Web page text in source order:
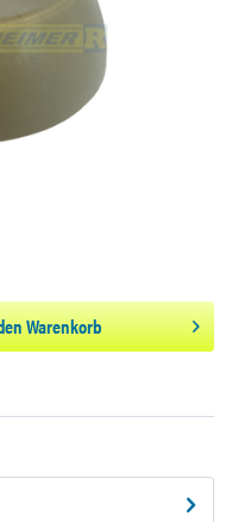
Warenkorb